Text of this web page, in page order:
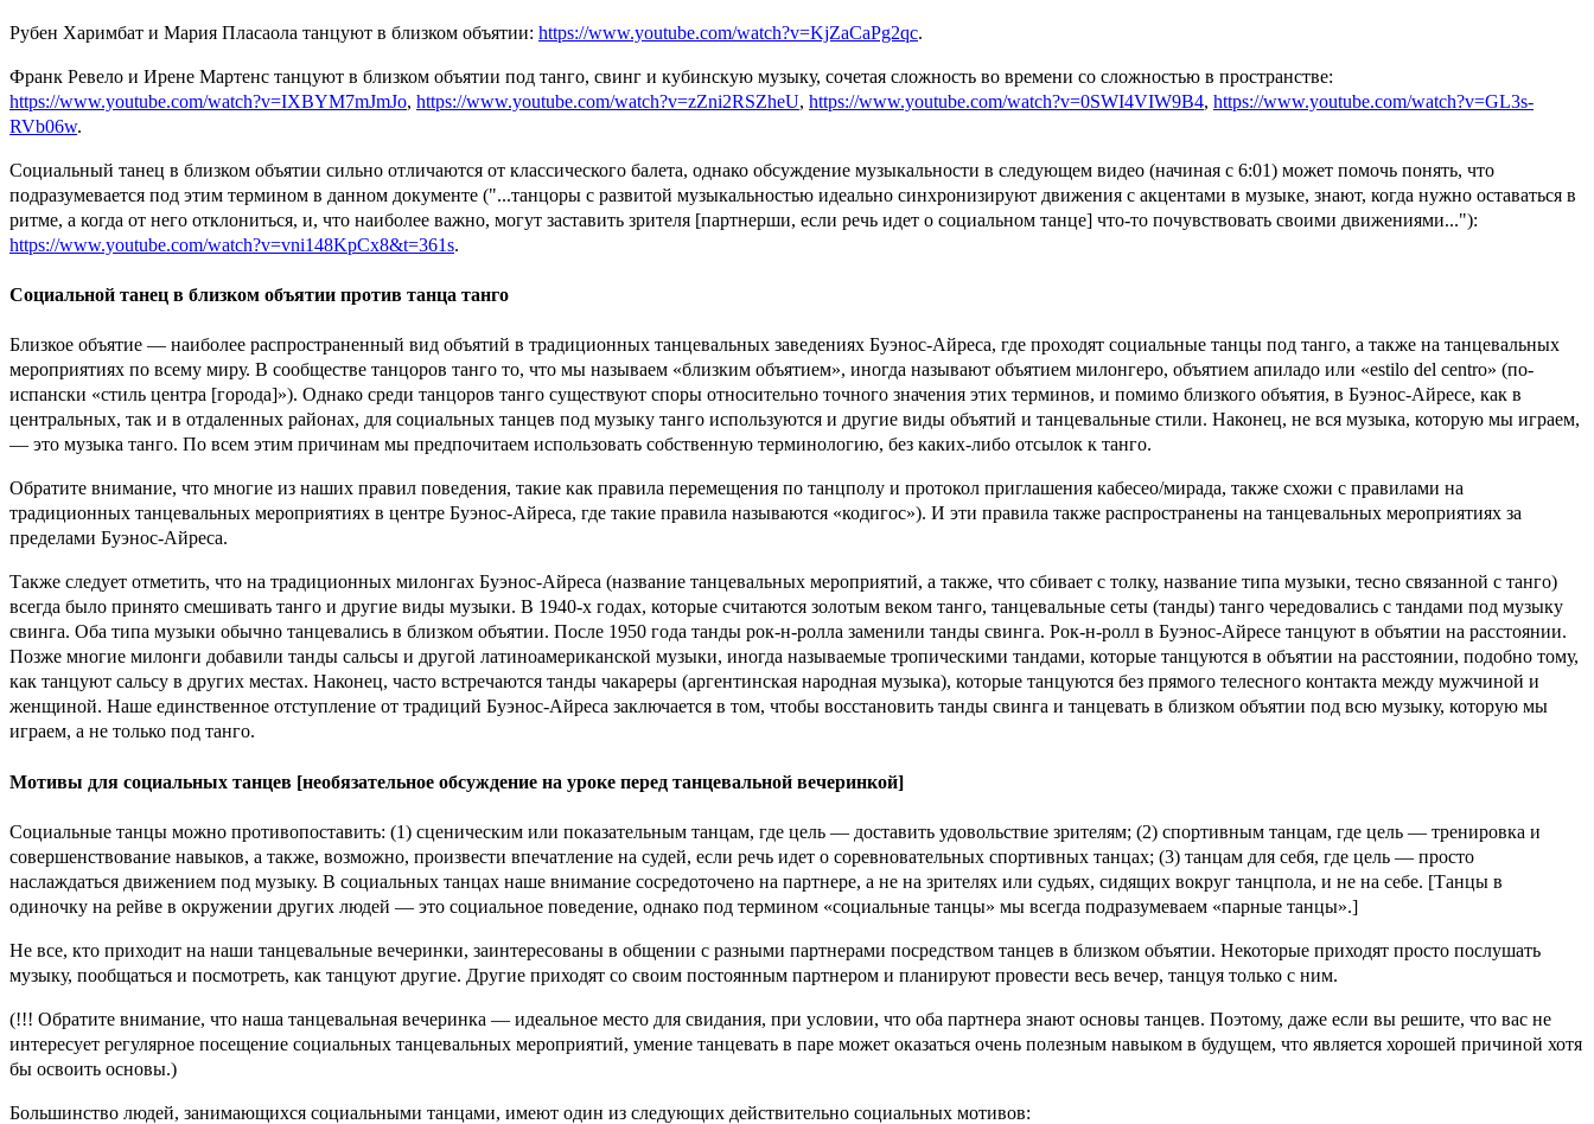
Рубен Харимбат и Мария Пласаола танцуют в близком объятии: https://www.youtube.com/watch?v=KjZaCaPg2qc.
Франк Ревело и Ирене Мартенс танцуют в близком объятии под танго, свинг и кубинскую музыку, сочетая сложность во времени со сложностью в пространстве:
https://www.youtube.com/watch?v=IXBYM7mJmJo, https://www.youtube.com/watch?v=zZni2RSZheU, https://www.youtube.com/watch?v=0SWI4VIW9B4, https://www.youtube.com/watch?v=GL3s-
RVb06w.
Социальный танец в близком объятии сильно отличаются от классического балета, однако обсуждение музыкальности в следующем видео (начиная с 6:01) может помочь понять, что
подразумевается под этим термином в данном документе ("...танцоры с развитой музыкальностью идеально синхронизируют движения с акцентами в музыке, знают, когда нужно оставаться в
ритме, а когда от него отклониться, и, что наиболее важно, могут заставить зрителя [партнерши, если речь идет о социальном танце] что-то почувствовать своими движениями..."):
https://www.youtube.com/watch?v=vni148KpCx8&t=361s.
Социальной танец в близком объятии против танца танго
Близкое объятие — наиболее распространенный вид объятий в традиционных танцевальных заведениях Буэнос-Айреса, где проходят социальные танцы под танго, а также на танцевальных
мероприятиях по всему миру. В сообществе танцоров танго то, что мы называем «близким объятием», иногда называют объятием милонгеро, объятием апиладо или «estilo del centro» (по-
испански «стиль центра [города]»). Однако среди танцоров танго существуют споры относительно точного значения этих терминов, и помимо близкого объятия, в Буэнос-Айресе, как в
центральных, так и в отдаленных районах, для социальных танцев под музыку танго используются и другие виды объятий и танцевальные стили. Наконец, не вся музыка, которую мы играем,
— это музыка танго. По всем этим причинам мы предпочитаем использовать собственную терминологию, без каких-либо отсылок к танго.
Обратите внимание, что многие из наших правил поведения, такие как правила перемещения по танцполу и протокол приглашения кабесео/мирада, также схожи с правилами на
традиционных танцевальных мероприятиях в центре Буэнос-Айреса, где такие правила называются «кодигос»). И эти правила также распространены на танцевальных мероприятиях за
пределами Буэнос-Айреса.
Также следует отметить, что на традиционных милонгах Буэнос-Айреса (название танцевальных мероприятий, а также, что сбивает с толку, название типа музыки, тесно связанной с танго)
всегда было принято смешивать танго и другие виды музыки. В 1940-х годах, которые считаются золотым веком танго, танцевальные сеты (танды) танго чередовались с тандами под музыку
свинга. Оба типа музыки обычно танцевались в близком объятии. После 1950 года танды рок-н-ролла заменили танды свинга. Рок-н-ролл в Буэнос-Айресе танцуют в объятии на расстоянии.
Позже многие милонги добавили танды сальсы и другой латиноамериканской музыки, иногда называемые тропическими тандами, которые танцуются в объятии на расстоянии, подобно тому,
как танцуют сальсу в других местах. Наконец, часто встречаются танды чакареры (аргентинская народная музыка), которые танцуются без прямого телесного контакта между мужчиной и
женщиной. Наше единственное отступление от традиций Буэнос-Айреса заключается в том, чтобы восстановить танды свинга и танцевать в близком объятии под всю музыку, которую мы
играем, а не только под танго.
Мотивы для социальных танцев [необязательное обсуждение на уроке перед танцевальной вечеринкой]
Социальные танцы можно противопоставить: (1) сценическим или показательным танцам, где цель — доставить удовольствие зрителям; (2) спортивным танцам, где цель — тренировка и
совершенствование навыков, а также, возможно, произвести впечатление на судей, если речь идет о соревновательных спортивных танцах; (3) танцам для себя, где цель — просто
наслаждаться движением под музыку. В социальных танцах наше внимание сосредоточено на партнере, а не на зрителях или судьях, сидящих вокруг танцпола, и не на себе. [Танцы в
одиночку на рейве в окружении других людей — это социальное поведение, однако под термином «социальные танцы» мы всегда подразумеваем «парные танцы».]
Не все, кто приходит на наши танцевальные вечеринки, заинтересованы в общении с разными партнерами посредством танцев в близком объятии. Некоторые приходят просто послушать
музыку, пообщаться и посмотреть, как танцуют другие. Другие приходят со своим постоянным партнером и планируют провести весь вечер, танцуя только с ним.
(!!! Обратите внимание, что наша танцевальная вечеринка — идеальное место для свидания, при условии, что оба партнера знают основы танцев. Поэтому, даже если вы решите, что вас не
интересует регулярное посещение социальных танцевальных мероприятий, умение танцевать в паре может оказаться очень полезным навыком в будущем, что является хорошей причиной хотя
бы освоить основы.)
Большинство людей, занимающихся социальными танцами, имеют один из следующих действительно социальных мотивов: